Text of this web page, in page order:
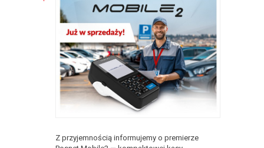
Z przyjemnością informujemy o premierze